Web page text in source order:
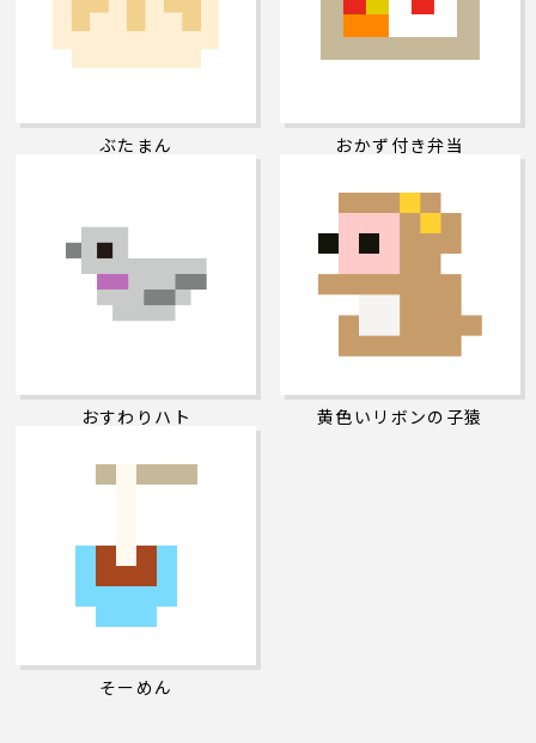
ぶたまん おかず付き弁当
おすわりハト 黄色いリボンの子猿
そーめん